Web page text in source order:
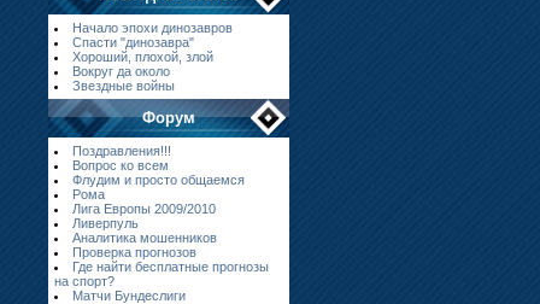
Начало эпохи динозавров
Спасти "динозавра"
Хороший, плохой, злой
Вокруг да около
Звездные войны
Форум
Поздравления!!!
Вопрос ко всем
Флудим и просто общаемся
Рома
Лига Европы 2009/2010
Ливерпуль
Аналитика мошенников
Проверка прогнозов
Где найти бесплатные прогнозы
на спорт?
Матчи Бундеслиги